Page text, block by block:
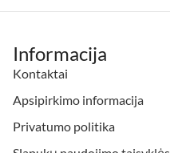
Informacija
Kontaktai
Apsipirkimo informacija
Privatumo politika